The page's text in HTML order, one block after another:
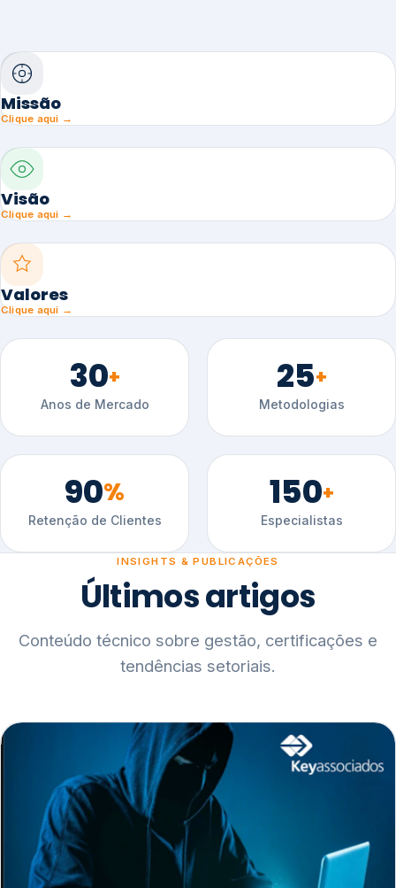
Missão
Clique aqui →
Visão
Clique aqui →
Valores
Clique aqui →
30+
Anos de Mercado
25+
Metodologias
90%
Retenção de Clientes
150+
Especialistas
INSIGHTS & PUBLICAÇÕES
Últimos artigos
Conteúdo técnico sobre gestão, certificações e
tendências setoriais.